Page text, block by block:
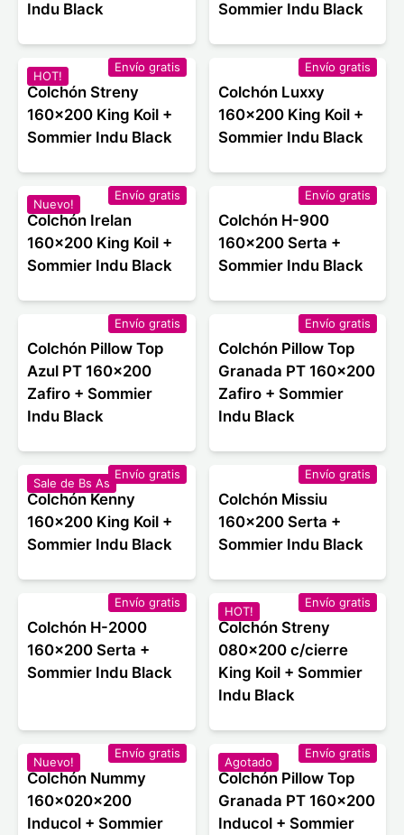
Indu Black Sommier Indu Black
HOT!
Envío gratis
Colchón Streny
160x200 King Koil +
Sommier Indu Black
Envío gratis
Colchón Luxxy
160x200 King Koil +
Sommier Indu Black
Nuevo!
Envío gratis
Colchón Irelan
160x200 King Koil +
Sommier Indu Black
Envío gratis
Colchón H-900
160x200 Serta +
Sommier Indu Black
Envío gratis
Colchón Pillow Top
Azul PT 160x200
Zafiro + Sommier
Indu Black
Envío gratis
Colchón Pillow Top
Granada PT 160x200
Zafiro + Sommier
Indu Black
Sale de Bs As
Envío gratis
Colchón Kenny
160x200 King Koil +
Sommier Indu Black
Envío gratis
Colchón Missiu
160x200 Serta +
Sommier Indu Black
Envío gratis
Colchón H-2000
160x200 Serta +
Sommier Indu Black
HOT!
Envío gratis
Colchón Streny
080x200 c/cierre
King Koil + Sommier
Indu Black
Nuevo!
Envío gratis
Colchón Nummy
160x020x200
Inducol + Sommier
Agotado
Envío gratis
Colchón Pillow Top
Granada PT 160x200
Inducol + Sommier